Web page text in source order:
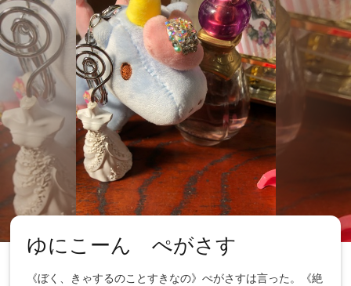
ゆにこーん ぺがさす
《ぼく、きゃするのことすきなの》ぺがさすは言った。《絶